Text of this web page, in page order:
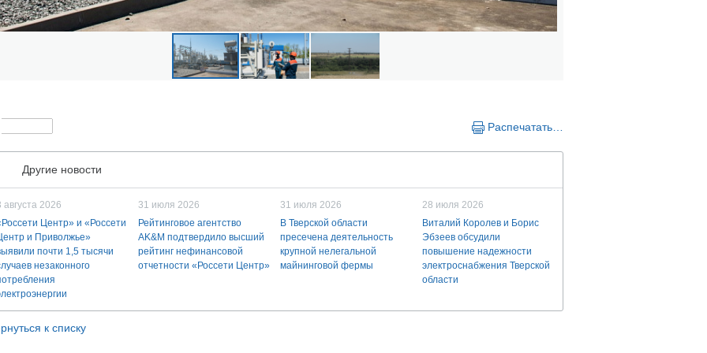
Распечатать…
Другие новости
августа 2026
Центр» и «Россети
и Приволжье»
почти 1,5 тысячи
незаконного
31 июля 2026
Рейтинговое агентство
AK&M подтвердило высший
рейтинг нефинансовой
отчетности «Россети Центр»
31 июля 2026
В Тверской области
пресечена деятельность
крупной нелегальной
майнинговой фермы
28 июля 2026
Виталий Королев и Борис
Эбзеев обсудили
повышение надежности
электроснабжения Тверской
области
к списку